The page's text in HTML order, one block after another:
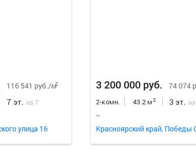
116 541 руб./м2
7 эт. из 7
улица 16
3 200 000 руб. 74 074
2-комн. 43.2 м2 3 эт.
..